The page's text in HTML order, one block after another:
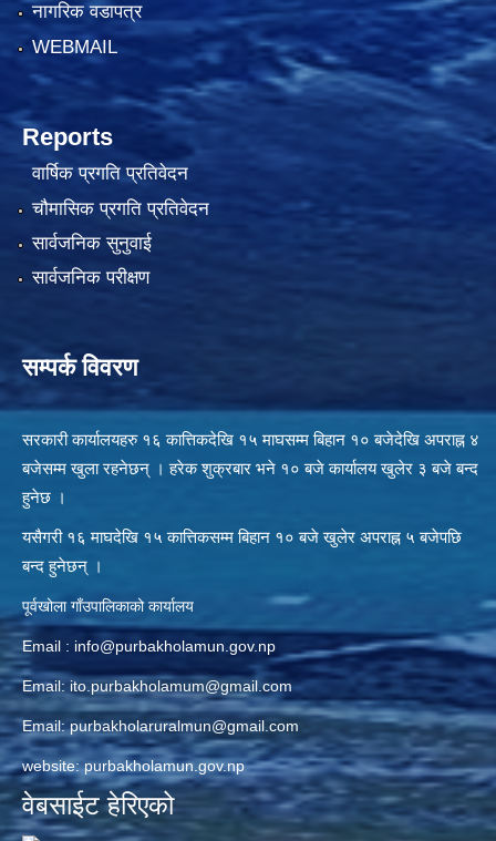
नागरिक वडापत्र
WEBMAIL
Reports
वार्षिक प्रगति प्रतिवेदन
चौमासिक प्रगति प्रतिवेदन
सार्वजनिक सुनुवाई
सार्वजनिक परीक्षण
सम्पर्क विवरण
सरकारी कार्यालयहरु १६ कात्तिकदेखि १५ माघसम्म बिहान १० बजेदेखि अपराह्न ४
बजेसम्म खुला रहनेछन् । हरेक शुक्रबार भने १० बजे कार्यालय खुलेर ३ बजे बन्द
हुनेछ ।
यसैगरी १६ माघदेखि १५ कात्तिकसम्म बिहान १० बजे खुलेर अपराह्न ५ बजेपछि
बन्द हुनेछन् ।
पूर्वखोला गाँउपालिकाको कार्यालय
Email : info@purbakholamun.gov.np
Email: ito.purbakholamum@gmail.com
Email:purbakholaruralmun@gmail.com
website: purbakholamun.gov.np
वेबसाईट हेरिएको